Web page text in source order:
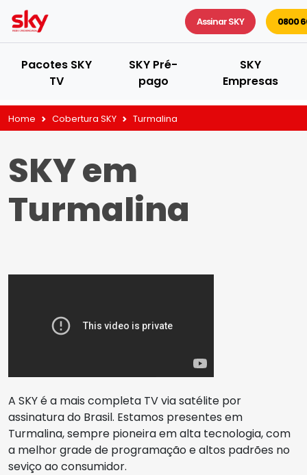
Assinar SKY 0800
Pacotes SKY
TV
SKY Pré-
pago
SKY
Empresas
Home Cobertura SKY Turmalina
SKY em
Turmalina
A SKY é a mais completa TV via satélite por
assinatura do Brasil. Estamos presentes em
Turmalina, sempre pioneira em alta tecnologia, com
a melhor grade de programação e altos padrões no
seviço ao consumidor.